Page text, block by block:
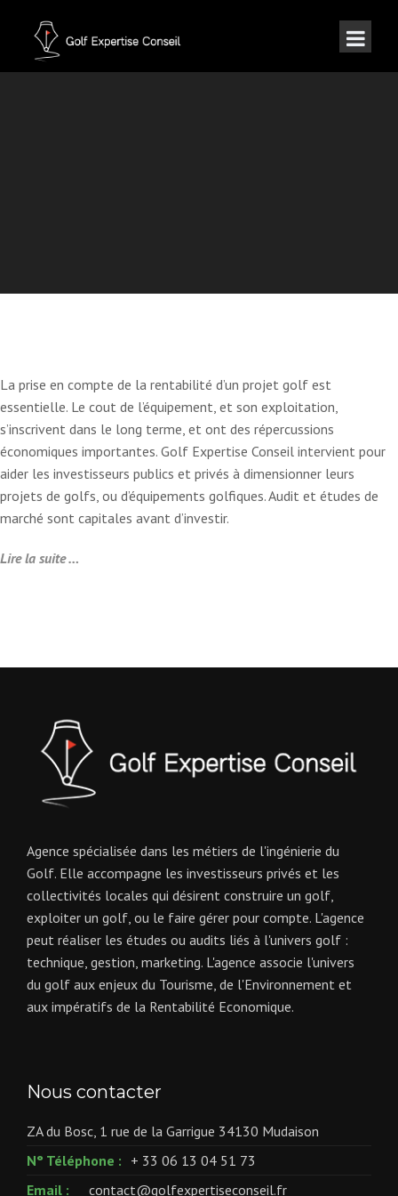
La prise en compte de la rentabilité d’un projet golf est
essentielle. Le cout de l’équipement, et son exploitation,
s’inscrivent dans le long terme, et ont des répercussions
économiques importantes. Golf Expertise Conseil intervient pour
aider les investisseurs publics et privés à dimensionner leurs
projets de golfs, ou d’équipements golfiques. Audit et études de
marché sont capitales avant d’investir.
Lire la suite …
Agence spécialisée dans les métiers de l'ingénierie du
Golf. Elle accompagne les investisseurs privés et les
collectivités locales qui désirent construire un golf,
exploiter un golf, ou le faire gérer pour compte. L'agence
peut réaliser les études ou audits liés à l'univers golf :
technique, gestion, marketing. L'agence associe l'univers
du golf aux enjeux du Tourisme, de l'Environnement et
aux impératifs de la Rentabilité Economique.
Nous contacter
ZA du Bosc, 1 rue de la Garrigue 34130 Mudaison
N° Téléphone : + 33 06 13 04 51 73
Email :
contact@golfexpertiseconseil.fr